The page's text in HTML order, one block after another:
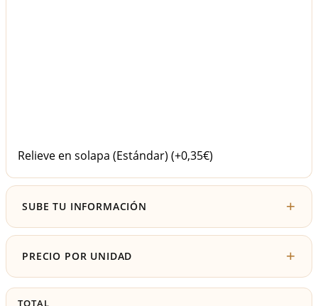
Relieve en solapa (Estándar) (+0,35€)
SUBE TU INFORMACIÓN
PRECIO POR UNIDAD
TOTAL